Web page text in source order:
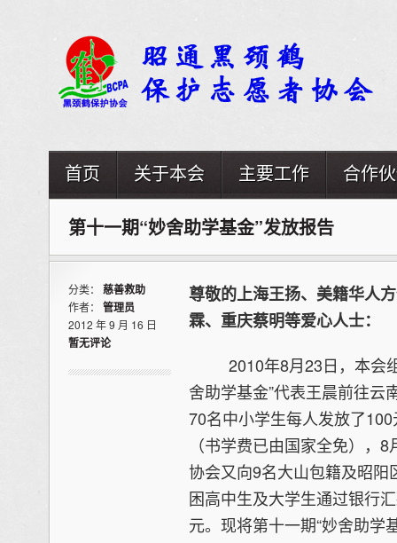
首页 关于本会 主要工作 合作
第十一期“妙舍助学基金”发放报告
分类： 慈善救助
作者： 管理员
2012 年 9 月 16 日
暂无评论
尊敬的上海王扬、美籍华人
霖、重庆蔡明等爱心人士：
2010年8月23日，本会组
舍助学基金”代表王晨前往云
70名中小学生每人发放了
（书学费已由国家全免），
协会又向9名大山包籍及昭
困高中生及大学生通过银行
元。现将第十一期“妙舍助学